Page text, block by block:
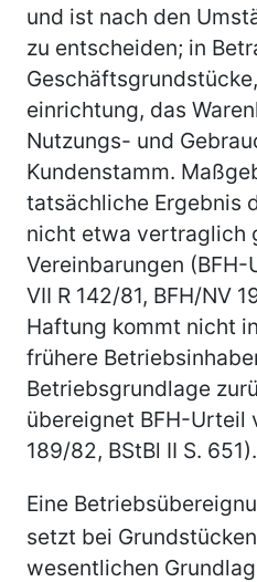
und ist nach den
zu entscheiden; in
einrichtung, das
Nutzungs- und
Kundenstamm.
tatsächliche Ergebnis
nicht etwa vertraglich
Vereinbarungen (BFH-
VII R 142/81, BFH/NV
Haftung kommt nicht
frühere
Betriebsgrundlage
übereignet BFH-Urteil
189/82, BStBl II S. 651).
Eine
setzt bei
wesentlichen